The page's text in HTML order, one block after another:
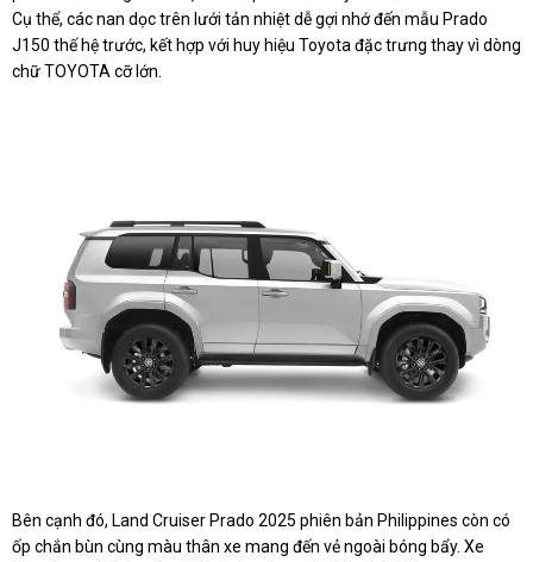
Cụ thể, các nan dọc trên lưới tản nhiệt dễ gợi nhớ đến mẫu Prado
J150 thế hệ trước, kết hợp với huy hiệu Toyota đặc trưng thay vì dòng
chữ TOYOTA cỡ lớn.
Bên cạnh đó, Land Cruiser Prado 2025 phiên bản Philippines còn có
ốp chắn bùn cùng màu thân xe mang đến vẻ ngoài bóng bẩy. Xe